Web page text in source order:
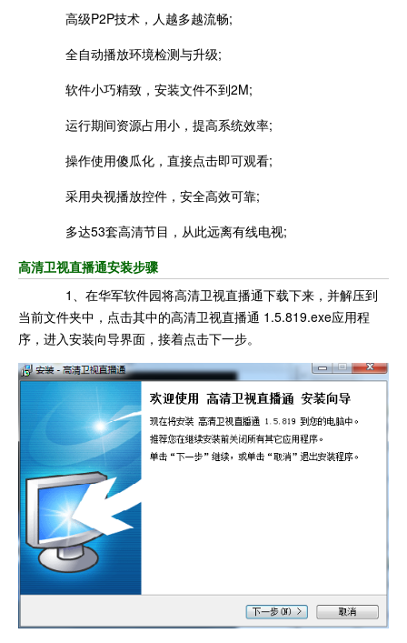
高级P2P技术，人越多越流畅;
全自动播放环境检测与升级;
软件小巧精致，安装文件不到2M;
运行期间资源占用小，提高系统效率;
操作使用傻瓜化，直接点击即可观看;
采用央视播放控件，安全高效可靠;
多达53套高清节目，从此远离有线电视;
高清卫视直播通安装步骤
1、在华军软件园将高清卫视直播通下载下来，并解压到
当前文件夹中，点击其中的高清卫视直播通 1.5.819.exe应用程
序，进入安装向导界面，接着点击下一步。